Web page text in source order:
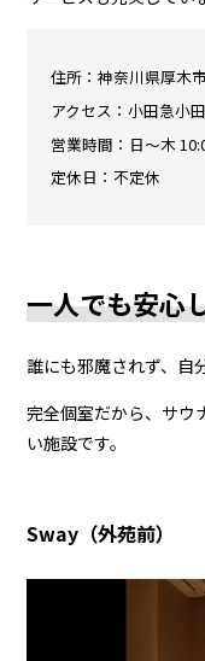
住所：神奈川県厚木
アクセス：小田急小
営業時間：日〜木
定休日：不定休
一人でも安心
誰にも邪魔されず、自
完全個室だから、サウ
い施設です。
Sway（外苑前）